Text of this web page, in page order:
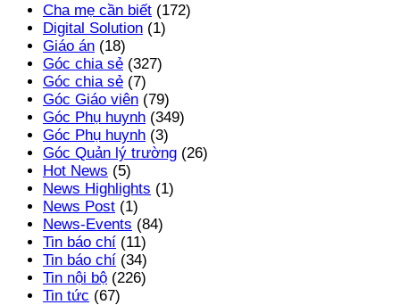
Cha mẹ cần biết (172)
Digital Solution (1)
Giáo án (18)
Góc chia sẻ (327)
Góc chia sẻ (7)
Góc Giáo viên (79)
Góc Phụ huynh (349)
Góc Phụ huynh (3)
Góc Quản lý trường (26)
Hot News (5)
News Highlights (1)
News Post (1)
News-Events (84)
Tin báo chí (11)
Tin báo chí (34)
Tin nội bộ (226)
Tin tức (67)